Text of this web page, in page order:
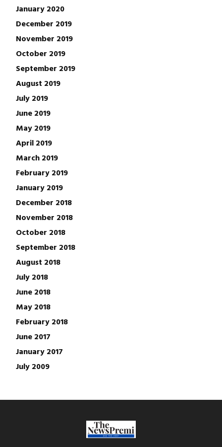
January 2020
December 2019
November 2019
October 2019
September 2019
August 2019
July 2019
June 2019
May 2019
April 2019
March 2019
February 2019
January 2019
December 2018
November 2018
October 2018
September 2018
August 2018
July 2018
June 2018
May 2018
February 2018
June 2017
January 2017
July 2009